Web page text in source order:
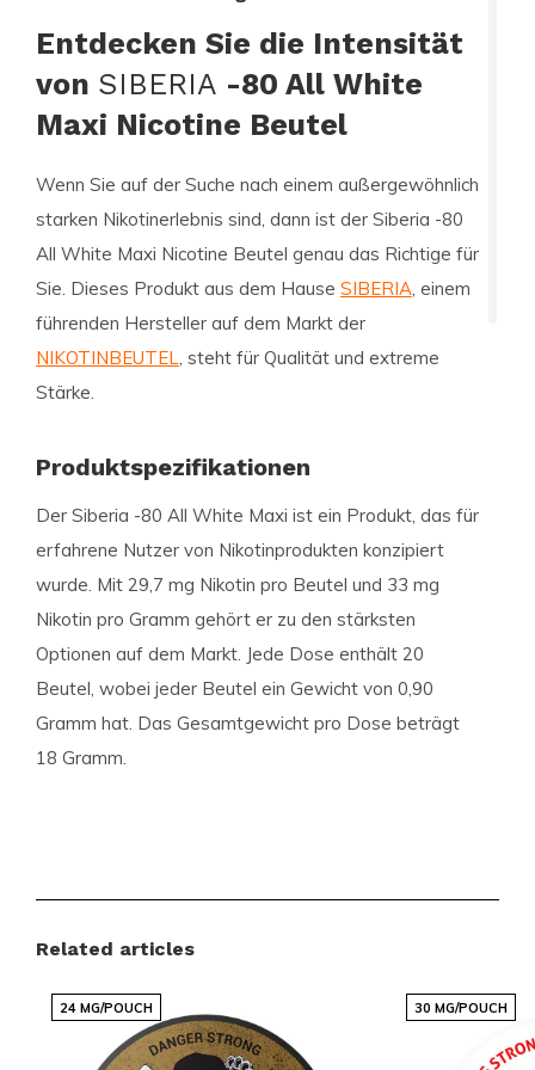
Entdecken Sie die Intensität
von SIBERIA -80 All White
Maxi Nicotine Beutel
Wenn Sie auf der Suche nach einem außergewöhnlich
starken Nikotinerlebnis sind, dann ist der Siberia -80
All White Maxi Nicotine Beutel genau das Richtige für
Sie. Dieses Produkt aus dem Hause SIBERIA, einem
führenden Hersteller auf dem Markt der
NIKOTINBEUTEL, steht für Qualität und extreme
Stärke.
Produktspezifikationen
Der Siberia -80 All White Maxi ist ein Produkt, das für
erfahrene Nutzer von Nikotinprodukten konzipiert
wurde. Mit 29,7 mg Nikotin pro Beutel und 33 mg
Nikotin pro Gramm gehört er zu den stärksten
Optionen auf dem Markt. Jede Dose enthält 20
Beutel, wobei jeder Beutel ein Gewicht von 0,90
Gramm hat. Das Gesamtgewicht pro Dose beträgt
18 Gramm.
Erfahrung, die ihresgleichen sucht. Dieses Produkt ist
sich an Nutzer, die ein intensives Nikotinerlebnis
wünschen.
Related articles
24 MG/POUCH 30 MG/POUCH